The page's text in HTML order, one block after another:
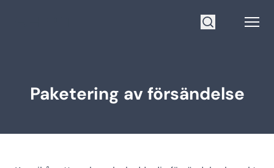
Paketering av försändelse